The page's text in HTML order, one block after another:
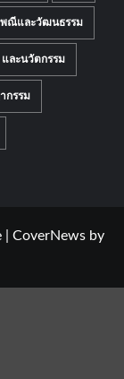
พณีและวัฒนธรรม
ละนวัตกรรม
กรรม
CoverNews by